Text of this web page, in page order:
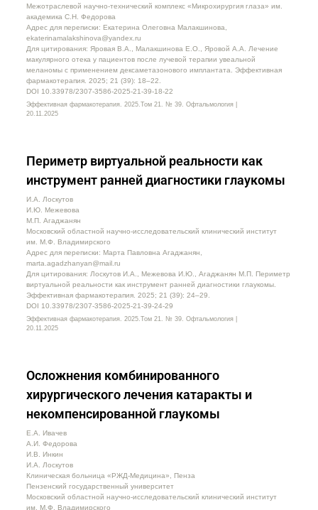
Межотраслевой научно-технический комплекс «Микрохирургия глаза» им.
академика С.Н. Федорова
Адрес для переписки: Екатерина Олеговна Малакшинова,
ekaterinamalakshinova@yandex.ru
Для цитирования: Яровая В.А., Малакшинова Е.О., Яровой А.А. Лечение
макулярного отека у пациентов после лучевой терапии увеальной
меланомы с применением дексаметазонового имплантата. Эффективная
фармакотерапия. 2025; 21 (39): 18–22.
DOI 10.33978/2307-3586-2025-21-39-18-22
Эффективная фармакотерапия. 2025.Том 21. № 39. Офтальмология |
20.11.2025
Периметр виртуальной реальности как
инструмент ранней диагностики глаукомы
И.А. Лоскутов
И.Ю. Межевова
М.П. Агаджанян
Московский областной научно-исследовательский клинический институт
им. М.Ф. Владимирского
Адрес для переписки: Марта Павловна Агаджанян,
marta.agadzhanyan@mail.ru
Для цитирования: Лоскутов И.А., Межевова И.Ю., Агаджанян М.П. Периметр
виртуальной реальности как инструмент ранней диагностики глаукомы.
Эффективная фармакотерапия. 2025; 21 (39): 24–29.
DOI 10.33978/2307-3586-2025-21-39-24-29
Эффективная фармакотерапия. 2025.Том 21. № 39. Офтальмология |
20.11.2025
Осложнения комбинированного
хирургического лечения катаракты и
некомпенсированной глаукомы
Е.А. Ивачев
А.И. Федорова
И.В. Инкин
И.А. Лоскутов
Клиническая больница «РЖД-Медицина», Пенза
Пензенский государственный университет
Московский областной научно-исследовательский клинический институт
им. М.Ф. Владимирского